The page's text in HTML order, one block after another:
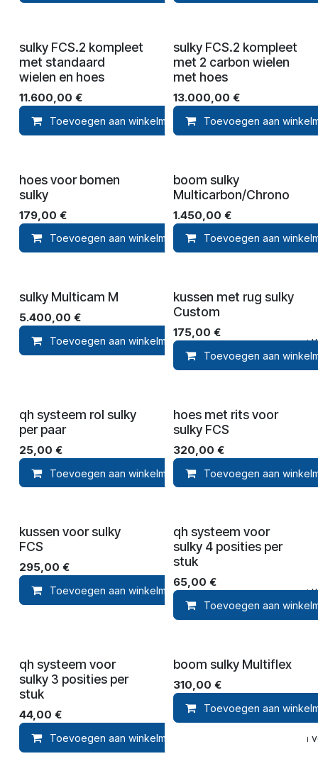
sulky FCS.2 kompleet
met standaard
wielen en hoes
11.600,00 €
Toevoegen aan winkelmandje Toevoegen aan
sulky FCS.2 kompleet
met 2 carbon wielen
met hoes
13.000,00 €
Toevoegen aan
hoes voor bomen
sulky
179,00 €
Toevoegen aan winkelmandje Toevoegen aan
boom sulky
Multicarbon/Chrono
1.450,00 €
Toevoegen aan
sulky Multicam M
5.400,00 €
Toevoegen aan winkelmandje Toevoegen aan
kussen met rug sulky
Custom
175,00 €
Toevoegen aan
qh systeem rol sulky
per paar
25,00 €
Toevoegen aan winkelmandje
hoes met rits voor
sulky FCS
320,00 €
Toevoegen aan
kussen voor sulky
FCS
295,00 €
Toevoegen aan winkelmandje Toevoegen aan
qh systeem voor
sulky 4 posities per
stuk
65,00 €
Toevoegen aan
qh systeem voor
sulky 3 posities per
stuk
44,00 €
Toevoegen aan winkelmandje Toevoegen aan
boom sulky Multiflex
310,00 €
Toevoegen aan